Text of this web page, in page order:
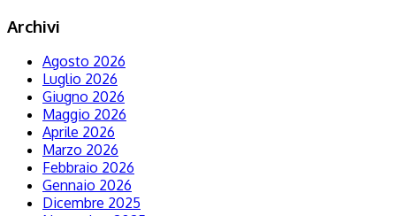
Archivi
Agosto 2026
Luglio 2026
Giugno 2026
Maggio 2026
Aprile 2026
Marzo 2026
Febbraio 2026
Gennaio 2026
Dicembre 2025